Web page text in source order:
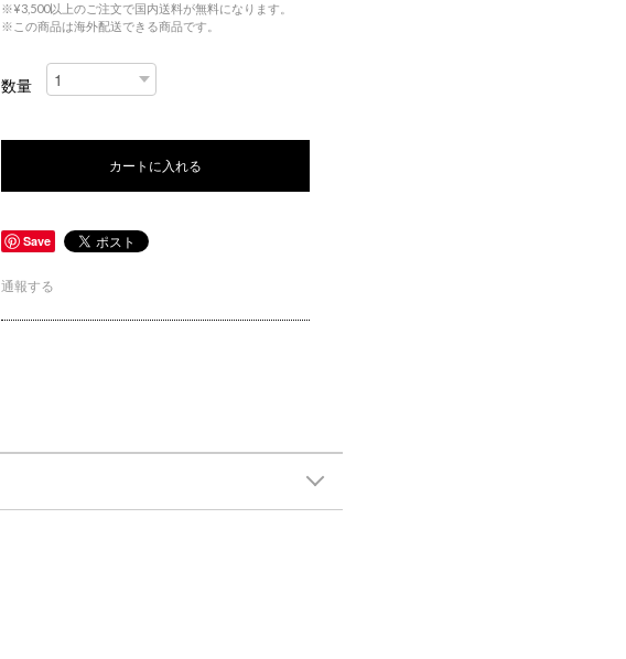
※¥3,500以上のご注文で国内送料が無料になります。
※この商品は海外配送できる商品です。
数量
カートに入れる
Save
通報する